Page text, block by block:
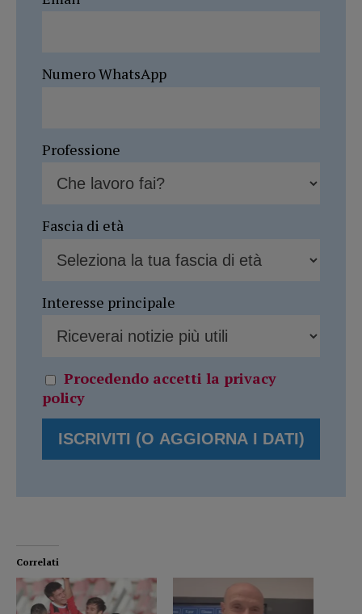
Numero WhatsApp
Professione
Fascia di età
Interesse principale
Procedendo accetti la privacy
policy
Correlati